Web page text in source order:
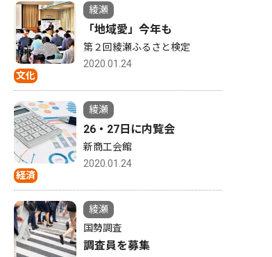
文化
綾瀬
「地域愛」今年も
第２回綾瀬ふるさと検定
2020.01.24
経済
綾瀬
26・27日に内覧会
新商工会館
2020.01.24
綾瀬
国勢調査
調査員を募集